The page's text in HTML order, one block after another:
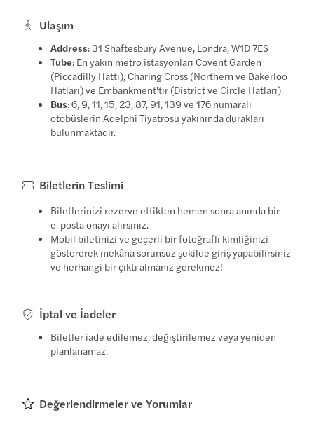
Ulaşım
Address: 31 Shaftesbury Avenue, Londra, W1D 7ES
Tube: En yakın metro istasyonları Covent Garden
(Piccadilly Hattı), Charing Cross (Northern ve Bakerloo
Hatları) ve Embankment'tır (District ve Circle Hatları).
Bus: 6, 9, 11, 15, 23, 87, 91, 139 ve 176 numaralı
otobüslerin Adelphi Tiyatrosu yakınında durakları
bulunmaktadır.
Biletlerin Teslimi
Biletlerinizi rezerve ettikten hemen sonra anında bir
e-posta onayı alırsınız.
Mobil biletinizi ve geçerli bir fotoğraflı kimliğinizi
göstererek mekâna sorunsuz şekilde giriş yapabilirsiniz
ve herhangi bir çıktı almanız gerekmez!
İptal ve İadeler
Biletler iade edilemez, değiştirilemez veya yeniden
planlanamaz.
Değerlendirmeler ve Yorumlar